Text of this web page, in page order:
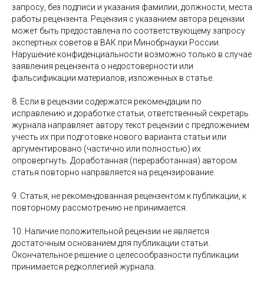
запросу, без подписи и указания фамилии, должности, места
работы рецензента. Рецензия с указанием автора рецензии
может быть предоставлена по соответствующему запросу
экспертных советов в ВАК при Минобрнауки России.
Нарушение конфиденциальности возможно только в случае
заявления рецензента о недостоверности или
фальсификации материалов, изложенных в статье.
8. Если в рецензии содержатся рекомендации по
исправлению и доработке статьи, ответственный секретарь
журнала направляет автору текст рецензии с предложением
учесть их при подготовке нового варианта статьи или
аргументировано (частично или полностью) их
опровергнуть. Доработанная (переработанная) автором
статья повторно направляется на рецензирование.
9. Статья, не рекомендованная рецензентом к публикации, к
повторному рассмотрению не принимается.
10. Наличие положительной рецензии не является
достаточным основанием для публикации статьи.
Окончательное решение о целесообразности публикации
принимается редколлегией журнала.